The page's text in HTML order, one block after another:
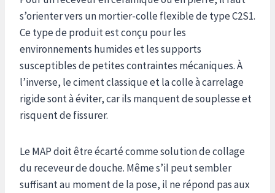
s’orienter vers un mortier-colle flexible de type C2S1.
Ce type de produit est conçu pour les
environnements humides et les supports
susceptibles de petites contraintes mécaniques. À
l’inverse, le ciment classique et la colle à carrelage
rigide sont à éviter, car ils manquent de souplesse et
risquent de fissurer.
Le MAP doit être écarté comme solution de collage
du receveur de douche. Même s’il peut sembler
suffisant au moment de la pose, il ne répond pas aux